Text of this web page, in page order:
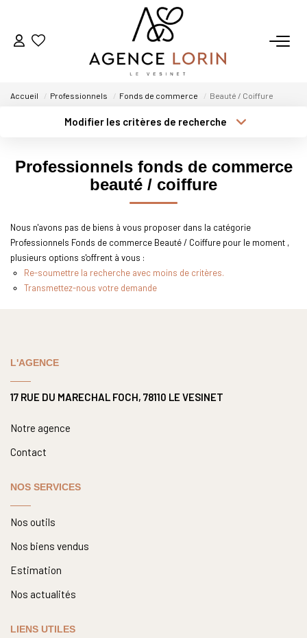
ACHETER
GESTION
NOTRE AGENCE
Qui Sommes-Nous
Notre Équipe
Accueil Professionnels Fonds de commerce Beauté / Coiffure
Modifier les critères de recherche
Sélectionnez...
Type de bien
Surface min
Créer une alerte
Professionnels fonds de commerce
beauté / coiffure
Nous n'avons pas de biens à vous proposer dans la catégorie
Professionnels Fonds de commerce Beauté / Coiffure pour le moment ,
plusieurs options s'offrent à vous :
Re-soumettre la recherche avec moins de critères.
Transmettez-nous votre demande
L'AGENCE
17 RUE DU MARECHAL FOCH, 78110 LE VESINET
Notre agence
Contact
NOS SERVICES
Nos outils
Nos biens vendus
Estimation
Nos actualités
LIENS UTILES